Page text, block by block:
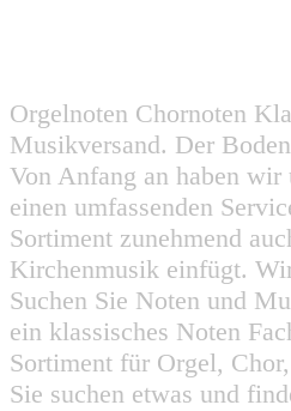
Orgelnoten Chornoten
Musikversand. Der
Von Anfang an haben
einen umfassenden
Sortiment zunehmend
Kirchenmusik einfügt.
Suchen Sie Noten und
ein klassisches Noten
Sortiment für Orgel,
Sie suchen etwas und